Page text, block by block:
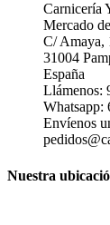
Carnicería
Mercado
C/ Amaya,
31004
España
Llámenos:
Whatsapp:
Envíenos
Nuestra